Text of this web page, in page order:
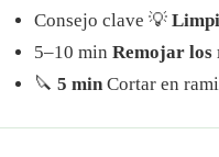
Consejo clave 💡
5–10 min Remojar los
🔪 5 minCortar en